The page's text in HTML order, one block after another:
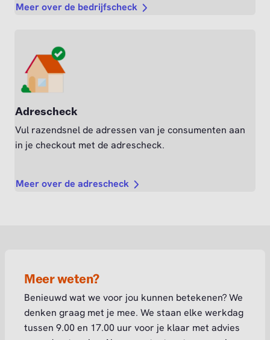
Meer over de bedrijfscheck
Adrescheck
Vul razendsnel de adressen van je consumenten aan
in je checkout met de adrescheck.
Meer over de adrescheck
Meer weten?
Benieuwd wat we voor jou kunnen betekenen? We
denken graag met je mee. We staan elke werkdag
tussen 9.00 en 17.00 uur voor je klaar met advies